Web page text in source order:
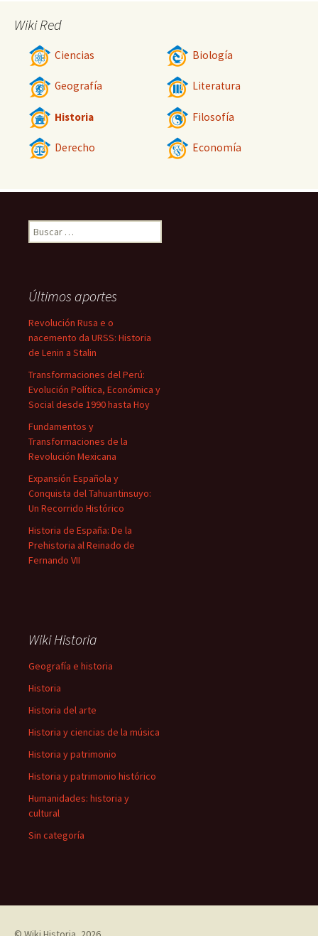
Wiki Red
Ciencias Biología
Geografía Literatura
Historia Filosofía
Derecho Economía
Buscar:
Últimos aportes
Revolución Rusa e o
nacemento da URSS: Historia
de Lenin a Stalin
Transformaciones del Perú:
Evolución Política, Económica y
Social desde 1990 hasta Hoy
Fundamentos y
Transformaciones de la
Revolución Mexicana
Expansión Española y
Conquista del Tahuantinsuyo:
Un Recorrido Histórico
Historia de España: De la
Prehistoria al Reinado de
Fernando VII
Wiki Historia
Geografía e historia
Historia
Historia del arte
Historia y ciencias de la música
Historia y patrimonio
Historia y patrimonio histórico
Humanidades: historia y
cultural
Sin categoría